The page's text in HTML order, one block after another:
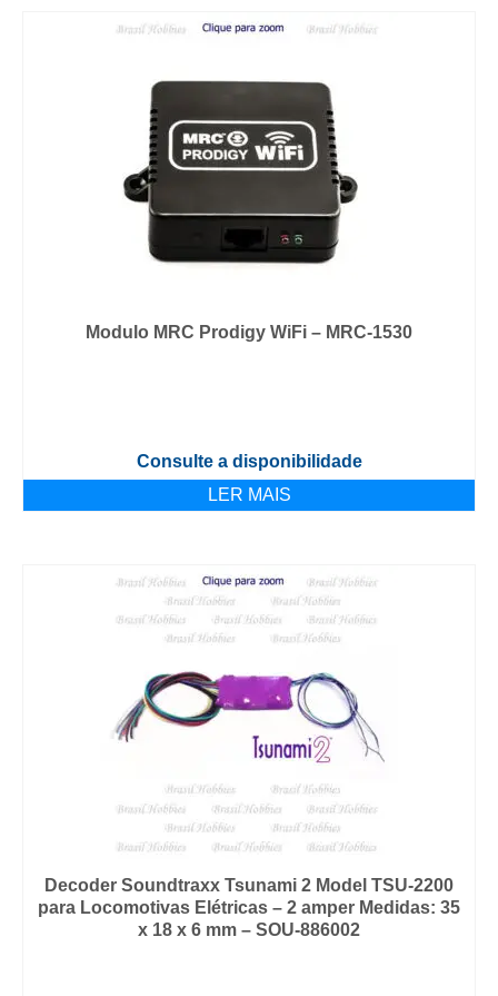
Modulo MRC Prodigy WiFi – MRC-1530
Consulte a disponibilidade
LER MAIS
Decoder Soundtraxx Tsunami 2 Model TSU-2200
para Locomotivas Elétricas – 2 amper Medidas: 35
x 18 x 6 mm – SOU-886002